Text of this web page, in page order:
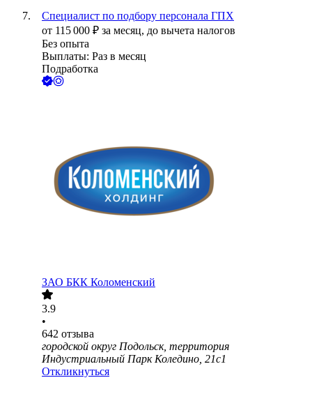
Специалист по подбору персонала ГПХ
от 115 000 ₽ за месяц, до вычета налогов
Без опыта
Выплаты: Раз в месяц
Подработка
ЗАО БКК Коломенский
3.9
•
642 отзыва
городской округ Подольск, территория
Индустриальный Парк Коледино, 21с1
Откликнуться